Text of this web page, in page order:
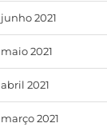
junho 2021
maio 2021
abril 2021
março 2021